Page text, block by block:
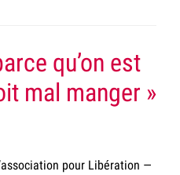
qu’on est
mal manger »
pour Libération —